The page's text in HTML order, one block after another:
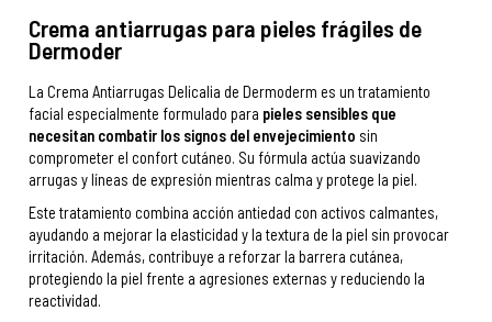
Crema antiarrugas para pieles frágiles de
Dermoder
La Crema Antiarrugas Delicalia de Dermoderm es un tratamiento
facial especialmente formulado para pieles sensibles que
necesitan combatir los signos del envejecimiento sin
comprometer el confort cutáneo. Su fórmula actúa suavizando
arrugas y líneas de expresión mientras calma y protege la piel.
Este tratamiento combina acción antiedad con activos calmantes,
ayudando a mejorar la elasticidad y la textura de la piel sin provocar
irritación. Además, contribuye a reforzar la barrera cutánea,
protegiendo la piel frente a agresiones externas y reduciendo la
reactividad.